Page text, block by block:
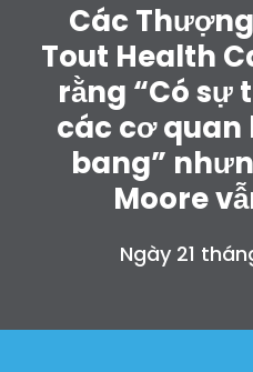
Các
Tout Health
rằng “Có sự
các cơ quan
bang”
Moore
Ngày 21